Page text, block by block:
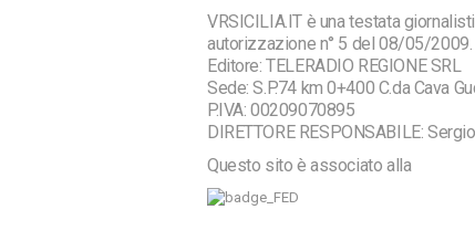
VRSICILIA.IT è una testata
autorizzazione n° 5 del 08/05/2009.
Editore: TELERADIO REGIONE SRL
Sede: S.P.74 km 0+400 C.da Cava
P.IVA: 00209070895
DIRETTORE RESPONSABILE:
Questo sito è associato alla